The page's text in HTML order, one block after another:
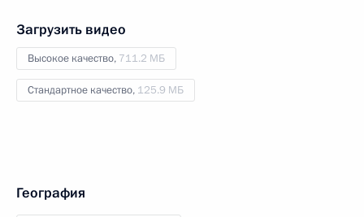
Загрузить видео
Высокое качество, 711.2 МБ
Стандартное качество, 125.9 МБ
География